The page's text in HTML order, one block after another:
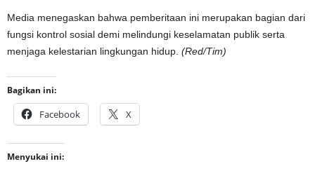
Media menegaskan bahwa pemberitaan ini merupakan bagian dari
fungsi kontrol sosial demi melindungi keselamatan publik serta
menjaga kelestarian lingkungan hidup. (Red/Tim)
Bagikan ini:
Facebook X
Menyukai ini: